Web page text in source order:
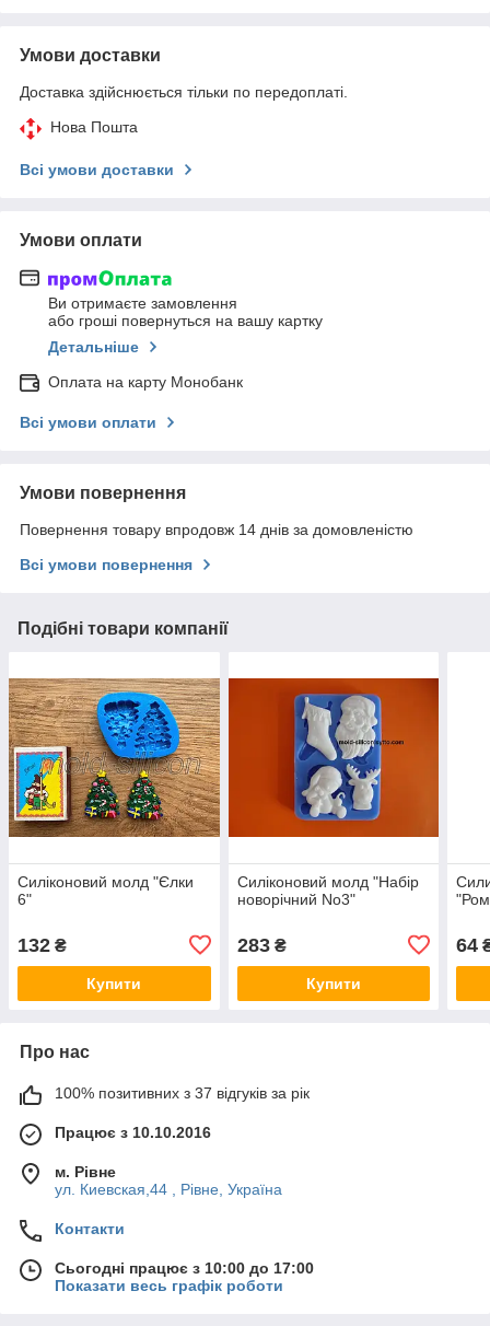
Умови доставки
Доставка здійснюється тільки по передоплаті.
Нова Пошта
Всі умови доставки
Умови оплати
Ви отримаєте замовлення
або гроші повернуться на вашу картку
Детальніше
Оплата на карту Монобанк
Всі умови оплати
Умови повернення
Повернення товару впродовж 14 днів за домовленістю
Всі умови повернення
Подібні товари компанії
Силіконовий молд "Єлки
6"
132 ₴
Купити
Силіконовий молд "Набір
новорічний No3"
283₴
Купити
64
Про нас
100% позитивних з 37 відгуків за рік
Працює з 10.10.2016
м. Рівне
ул. Киевская,44 , Рівне, Україна
Контакти
Сьогодні працює з 10:00 до 17:00
Показати весь графік роботи